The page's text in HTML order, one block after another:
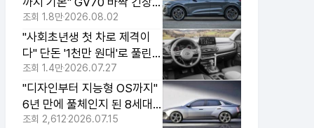
게 만든 중형 SUV
조회 1.8만2026.08.02
"사회초년생 첫 차로 제격이
다" 단돈 '1천만 원대'로 풀린
가성비 국산 SUV
조회 1.4만2026.07.27
"디자인부터 지능형 OS까지"
6년 만에 풀체인지 된 8세대
풀체인지 '국민 세단' 공개
조회 2,612 2026.07.15